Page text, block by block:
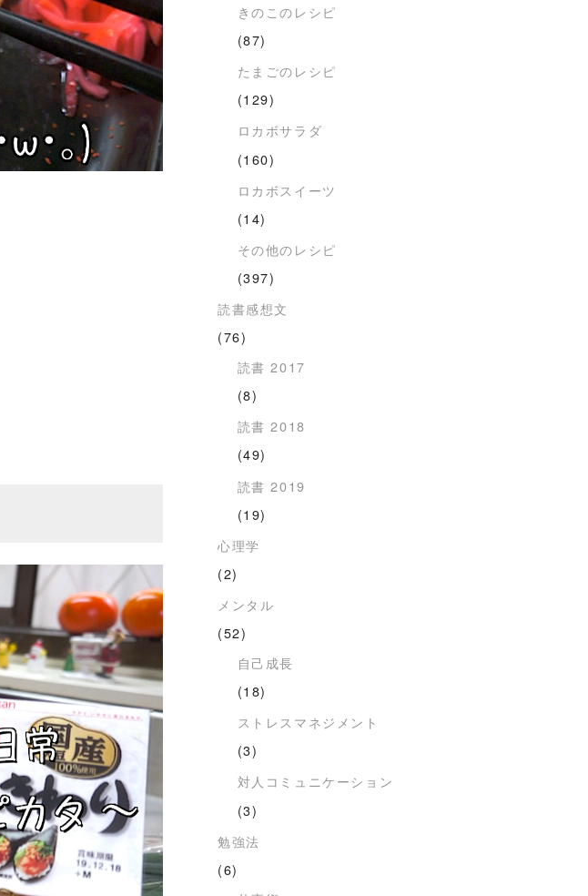
きのこのレシピ
(87)
たまごのレシピ
(129)
ロカボサラダ
(160)
ロカボスイーツ
(14)
その他のレシピ
(397)
読書感想文
(76)
読書 2017
(8)
読書 2018
(49)
読書 2019
(19)
心理学
(2)
メンタル
(52)
自己成長
(18)
ストレスマネジメント
(3)
対人コミュニケーション
(3)
勉強法
(6)